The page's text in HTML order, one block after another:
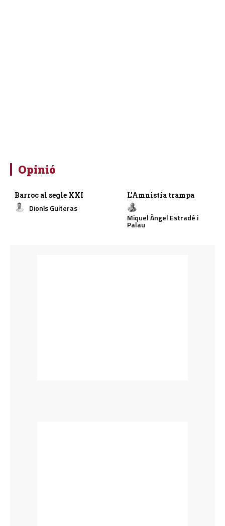
Opinió
Barroc al segle XXI
Dionís Guiteras
L’Amnistia trampa
Miquel Àngel Estradé i
Palau